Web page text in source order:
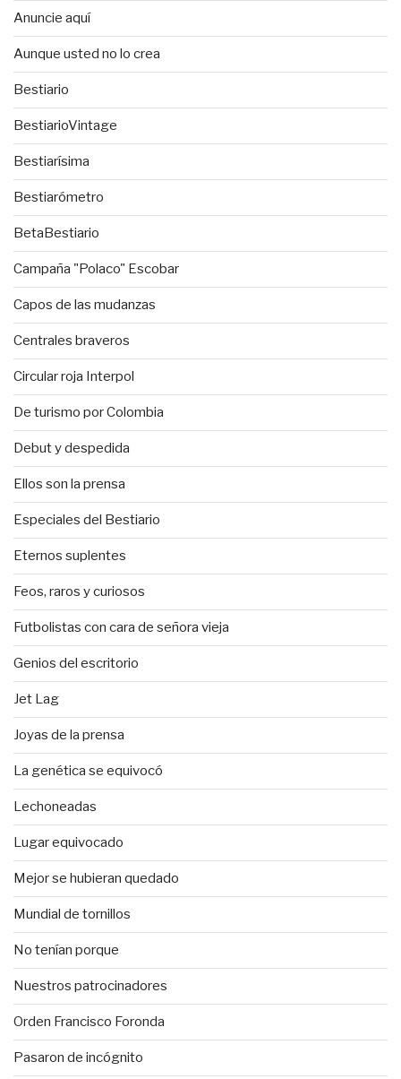
Anuncie aquí
Aunque usted no lo crea
Bestiario
BestiarioVintage
Bestiarísima
Bestiarómetro
BetaBestiario
Campaña "Polaco" Escobar
Capos de las mudanzas
Centrales braveros
Circular roja Interpol
De turismo por Colombia
Debut y despedida
Ellos son la prensa
Especiales del Bestiario
Eternos suplentes
Feos, raros y curiosos
Futbolistas con cara de señora vieja
Genios del escritorio
Jet Lag
Joyas de la prensa
La genética se equivocó
Lechoneadas
Lugar equivocado
Mejor se hubieran quedado
Mundial de tornillos
No tenían porque
Nuestros patrocinadores
Orden Francisco Foronda
Pasaron de incógnito